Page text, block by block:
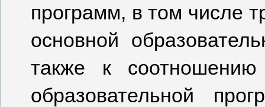
программ, в том числе
основной
также к соотношению
образовательной